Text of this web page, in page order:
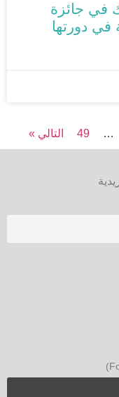
في جائزة
في دورتها
…
49 التالي »